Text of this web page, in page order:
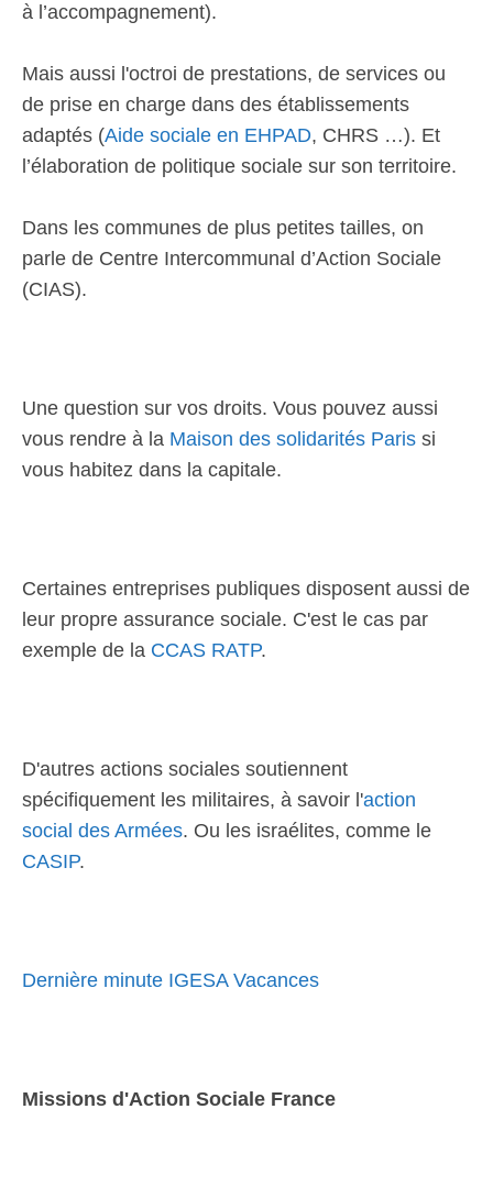
à l’accompagnement).
Mais aussi l'octroi de prestations, de services ou
de prise en charge dans des établissements
adaptés (Aide sociale en EHPAD, CHRS …). Et
l’élaboration de politique sociale sur son territoire.
Dans les communes de plus petites tailles, on
parle de Centre Intercommunal d’Action Sociale
(CIAS).
Une question sur vos droits. Vous pouvez aussi
vous rendre à la Maison des solidarités Paris si
vous habitez dans la capitale.
Certaines entreprises publiques disposent aussi de
leur propre assurance sociale. C'est le cas par
exemple de la CCAS RATP.
D'autres actions sociales soutiennent
spécifiquement les militaires, à savoir l'action
social des Armées. Ou les israélites, comme le
CASIP.
Dernière minute IGESA Vacances
Missions d'Action Sociale France